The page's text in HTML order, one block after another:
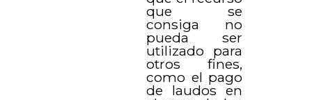
que se
consiga no
pueda ser
utilizado para
otros fines,
como el pago
de laudos en